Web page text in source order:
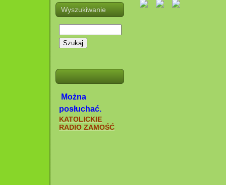
Wyszukiwanie
Szukaj
Można
posłuchać.
KATOLICKIE
RADIO ZAMOŚĆ